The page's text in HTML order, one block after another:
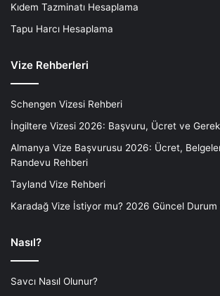
Kıdem Tazminatı Hesaplama
Tapu Harcı Hesaplama
Vize Rehberleri
Schengen Vizesi Rehberi
İngiltere Vizesi 2026: Başvuru, Ücret ve
Almanya Vize Başvurusu 2026: Ücret,
Randevu Rehberi
Tayland Vize Rehberi
Karadağ Vize İstiyor mu? 2026 Güncel Durum
Nasıl?
Savcı Nasıl Olunur?